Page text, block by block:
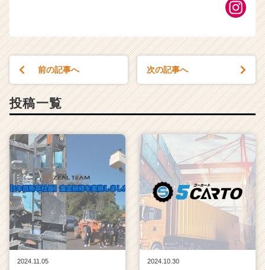
前の記事へ 次の記事へ
投稿一覧
2024.11.05 2024.10.30